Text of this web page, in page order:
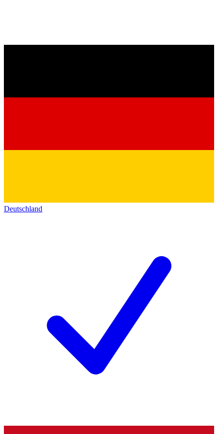
Deutschland